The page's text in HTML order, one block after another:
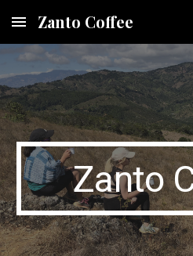
Skip to main content
Zanto Coffee
Zanto